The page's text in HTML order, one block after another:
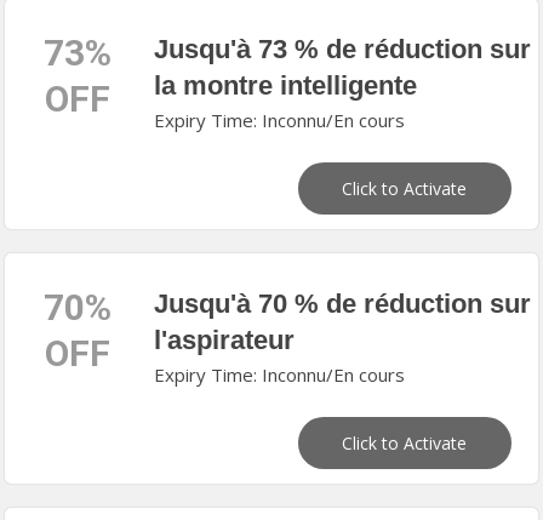
73%
OFF
Jusqu'à 73 % de réduction sur
la montre intelligente
Expiry Time: Inconnu/En cours
Click to Activate
70%
OFF
Jusqu'à 70 % de réduction sur
l'aspirateur
Expiry Time: Inconnu/En cours
Click to Activate